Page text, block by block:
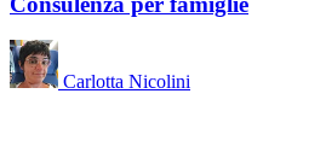
Carlotta Nicolini